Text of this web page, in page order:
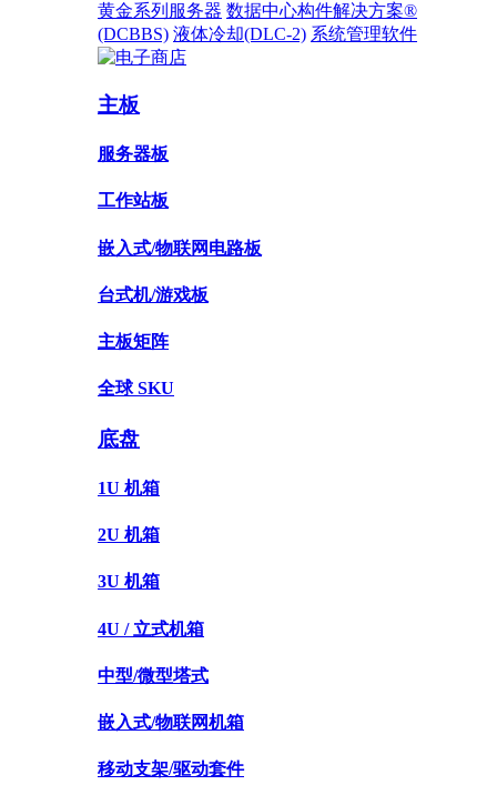
黄金系列服务器 数据中心构件解决方案®
(DCBBS) 液体冷却(DLC-2) 系统管理软件
主板
服务器板
工作站板
嵌入式/物联网电路板
台式机/游戏板
主板矩阵
全球 SKU
底盘
1U 机箱
2U 机箱
3U 机箱
4U / 立式机箱
中型/微型塔式
嵌入式/物联网机箱
移动支架/驱动套件